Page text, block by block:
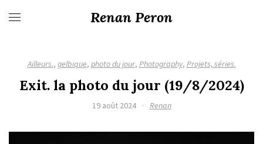
Renan Peron
Ailleurs., gelbique, photo du jour, Photography, Projets, séries.
Exit. la photo du jour (19/8/2024)
19 août 2024 · Renan